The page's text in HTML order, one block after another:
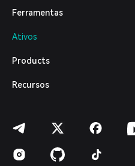
繁體中文
Bahasa Indonesia
हिन्दी
Español (Argentina)
Ferramentas
Ativos
Products
Recursos